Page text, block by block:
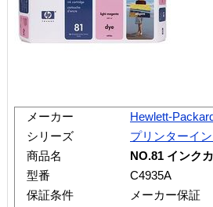
メーカー
Hewlett-
シリーズ
プリンターイ
商品名
NO.81 インク
型番
C4935A
保証条件
メーカー保証